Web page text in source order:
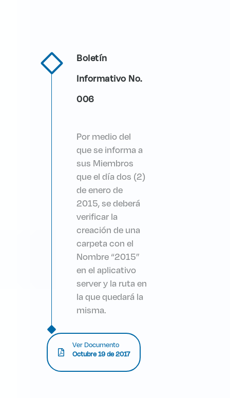
Boletín
Informativo No.
006
Por medio del
que se informa a
sus Miembros
que el día dos (2)
de enero de
2015, se deberá
verificar la
creación de una
carpeta con el
Nombre “2015”
en el aplicativo
server y la ruta en
la que quedará la
misma.
Ver Documento
Octubre 19 de 2017